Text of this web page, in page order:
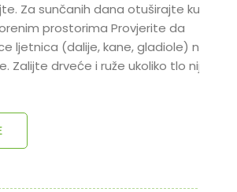
Za sunčanih dana otuširajte kućno
prostorima Provjerite da
ljetnica (dalije, kane, gladiole) ne
Zalijte drveće i ruže ukoliko tlo nije